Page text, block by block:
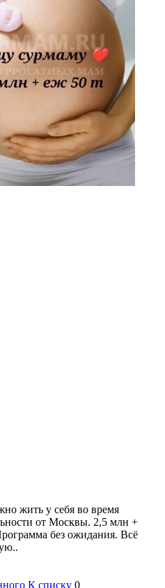
жить у себя во время
от Москвы. 2,5 млн +
без ожидания. Всё
К списку 0